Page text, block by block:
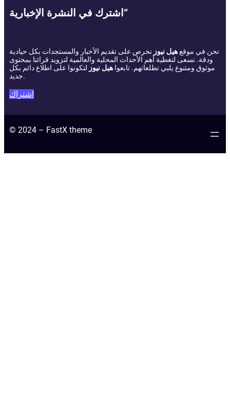
اشترك في النشرة الإخبارية”
نحن في موقعهيل نيوز نحرص على تقديم الأخبار والمستجدات بكل حيادية
ودقة. نسعى لتغطية أهم الأحداث المحلية والعالمية لتزويد قرائنا بمحتوى
موثوق ومتنوع يلبي تطلعاتهم. تابعوا هيل نيوز لتكونوا على اطلاع دائم بكل
جديد.
اشتراك
© 2024 – FastX theme